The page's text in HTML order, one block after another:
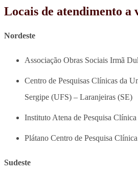
Locais de atendimento a
Nordeste
Associação Obras Sociais Irmã
Centro de Pesquisas Clínicas da
Sergipe (UFS) – Laranjeiras (SE)
Instituto Atena de Pesquisa
Plátano Centro de Pesquisa
Sudeste